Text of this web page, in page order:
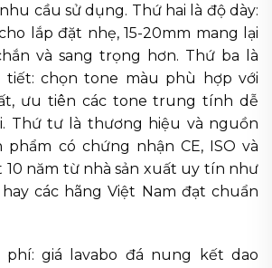
cầu sử dụng. Thứ hai là độ dày:
lắp đặt nhẹ, 15-20mm mang lại
và sang trọng hơn. Thứ ba là
tiết: chọn tone màu phù hợp với
ưu tiên các tone trung tính dễ
Thứ tư là thương hiệu và nguồn
phẩm có chứng nhận CE, ISO và
10 năm từ nhà sản xuất uy tín như
các hãng Việt Nam đạt chuẩn
giá lavabo đá nung kết dao